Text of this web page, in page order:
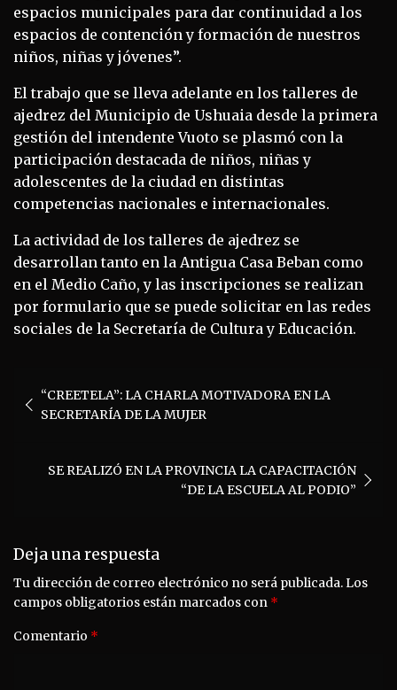
espacios municipales para dar continuidad a los
espacios de contención y formación de nuestros
niños, niñas y jóvenes”.
El trabajo que se lleva adelante en los talleres de
ajedrez del Municipio de Ushuaia desde la primera
gestión del intendente Vuoto se plasmó con la
participación destacada de niños, niñas y
adolescentes de la ciudad en distintas
competencias nacionales e internacionales.
La actividad de los talleres de ajedrez se
desarrollan tanto en la Antigua Casa Beban como
en el Medio Caño, y las inscripciones se realizan
por formulario que se puede solicitar en las redes
sociales de la Secretaría de Cultura y Educación.
de “CREETELA”: LA CHARLA MOTIVADORA EN LA
SECRETARÍA DE LA MUJER
SE REALIZÓ EN LA PROVINCIA LA CAPACITACIÓN
“DE LA ESCUELA AL PODIO”
Deja una respuesta
Tu dirección de correo electrónico no será publicada.Los
campos obligatorios están marcados con *
Comentario *